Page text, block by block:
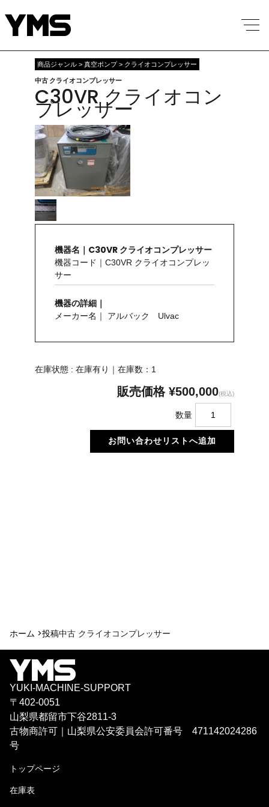
商品ジャンル > 真空ポンプ > クライオコンプレッサー
中古 クライオコンプレッサー
C30VR クライオコン
プレッサー
機器名｜C30VR クライオコンプレッサー
機器コード｜C30VR クライオコンプレッ
サー
機器の詳細｜
メーカー名｜ アルバック Ulvac
在庫状態 : 在庫有り｜在庫数：1
販売価格 ¥500,000(税込)
数量
ホーム >投稿中古 クライオコンプレッサー
YUKI-MACHINE-SUPPORT
〒402-0051
山梨県都留市下谷2811-3
古物商許可｜山梨県公安委員会許可番号 471142024286
号
トップページ
在庫表